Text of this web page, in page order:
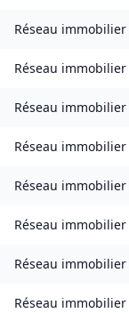
Réseau immobilier
Réseau immobilier
Réseau immobilier
Réseau immobilier
Réseau immobilier
Réseau immobilier
Réseau immobilier
Réseau immobilier